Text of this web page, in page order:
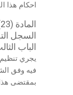
احكام هذا
المادة (23)
السجل
الباب
يجري
فيه وفق
بمقتضى